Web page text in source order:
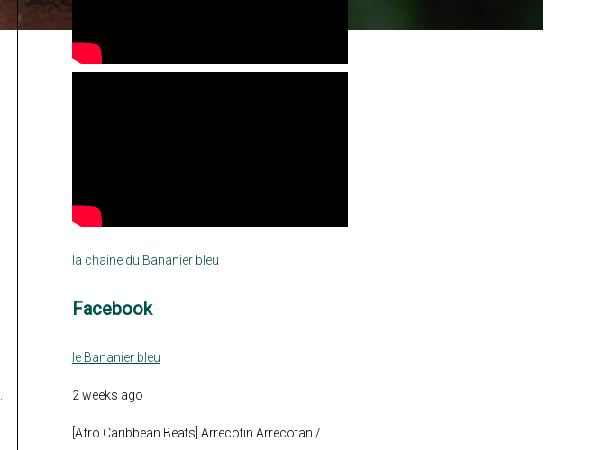
la chaine du Bananier bleu
Facebook
le Bananier bleu
2 weeks ago
[Afro Caribbean Beats] Arrecotin Arrecotan /